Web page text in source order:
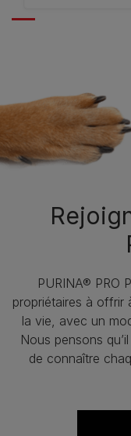
PURINA® PRO
propriétaires à offrir
la vie, avec un
Nous pensons
de connaître